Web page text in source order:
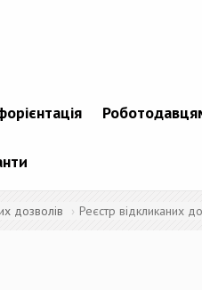
дозволів Реєстр відкликаних